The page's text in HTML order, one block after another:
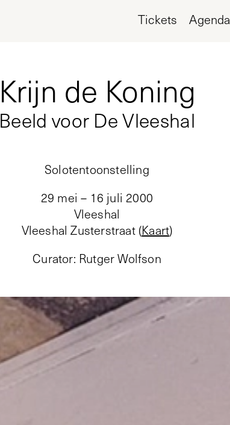
Tickets Agenda
Beeld voor De Vleeshal
Krijn de Koning
Solotentoonstelling
29 mei – 16 juli 2000
Vleeshal
Vleeshal Zusterstraat (Kaart)
Curator: Rutger Wolfson